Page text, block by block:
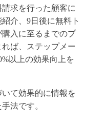
求を行った顧客に
介、9日後に無料ト
入に至るまでのプ
ば、ステップメー
以上の効果向上を
て効果的に情報を
法です。